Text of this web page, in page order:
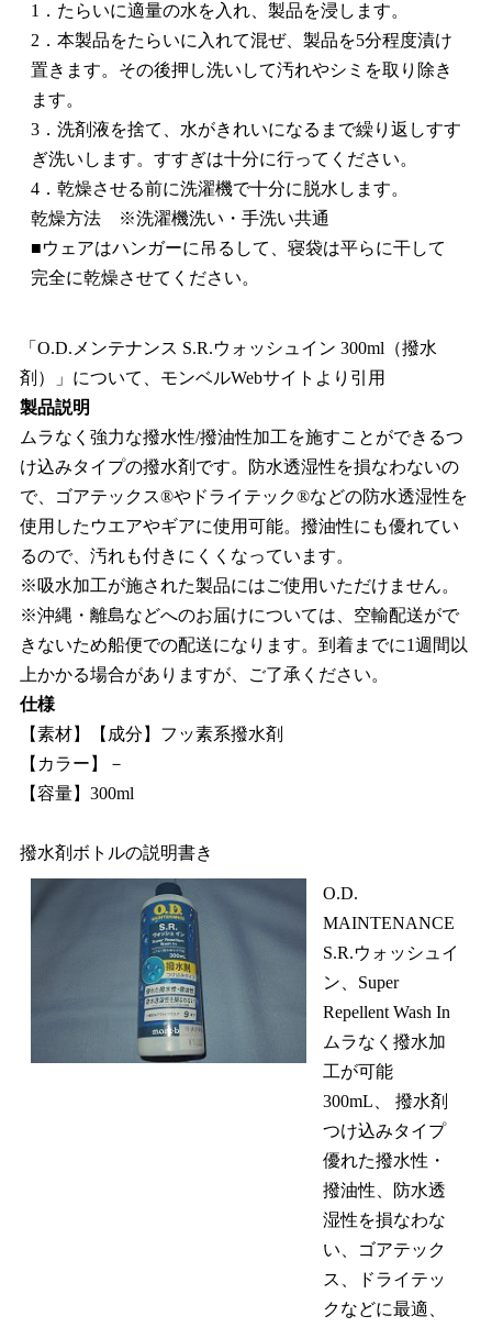
1．たらいに適量の水を入れ、製品を浸します。
2．本製品をたらいに入れて混ぜ、製品を5分程度漬け
置きます。その後押し洗いして汚れやシミを取り除き
ます。
3．洗剤液を捨て、水がきれいになるまで繰り返しすす
ぎ洗いします。すすぎは十分に行ってください。
4．乾燥させる前に洗濯機で十分に脱水します。
乾燥方法 ※洗濯機洗い・手洗い共通
■ウェアはハンガーに吊るして、寝袋は平らに干して
完全に乾燥させてください。
「O.D.メンテナンス S.R.ウォッシュイン 300ml（撥水
剤）」について、モンベルWebサイトより引用
製品説明
ムラなく強力な撥水性/撥油性加工を施すことができるつ
け込みタイプの撥水剤です。防水透湿性を損なわないの
で、ゴアテックス®やドライテック®などの防水透湿性を
使用したウエアやギアに使用可能。撥油性にも優れてい
るので、汚れも付きにくくなっています。
※吸水加工が施された製品にはご使用いただけません。
※沖縄・離島などへのお届けについては、空輸配送がで
きないため船便での配送になります。到着までに1週間以
上かかる場合がありますが、ご了承ください。
仕様
【素材】【成分】フッ素系撥水剤
【カラー】－
【容量】300ml
撥水剤ボトルの説明書き
O.D.
MAINTENANCE
S.R.ウォッシュイ
ン、Super
Repellent Wash In
ムラなく撥水加
工が可能
300mL、 撥水剤
つけ込みタイプ
優れた撥水性・
撥油性、防水透
湿性を損なわな
い、ゴアテック
ス、ドライテッ
クなどに最適、